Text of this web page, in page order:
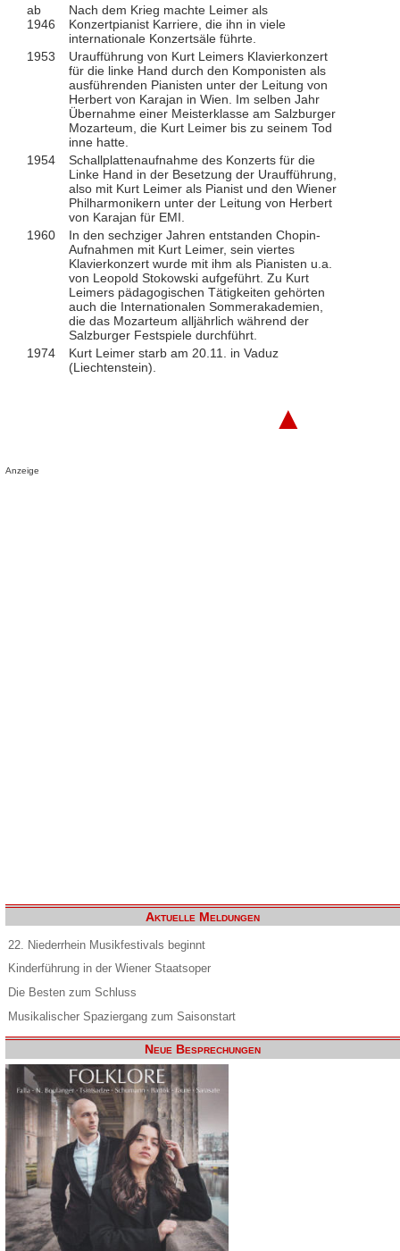
ab
1946
Nach dem Krieg machte Leimer als
Konzertpianist Karriere, die ihn in viele
internationale Konzertsäle führte.
1953
Uraufführung von Kurt Leimers Klavierkonzert
für die linke Hand durch den Komponisten als
ausführenden Pianisten unter der Leitung von
Herbert von Karajan in Wien. Im selben Jahr
Übernahme einer Meisterklasse am Salzburger
Mozarteum, die Kurt Leimer bis zu seinem Tod
inne hatte.
1954
Schallplattenaufnahme des Konzerts für die
Linke Hand in der Besetzung der Uraufführung,
also mit Kurt Leimer als Pianist und den Wiener
Philharmonikern unter der Leitung von Herbert
von Karajan für EMI.
1960
In den sechziger Jahren entstanden Chopin-
Aufnahmen mit Kurt Leimer, sein viertes
Klavierkonzert wurde mit ihm als Pianisten u.a.
von Leopold Stokowski aufgeführt. Zu Kurt
Leimers pädagogischen Tätigkeiten gehörten
auch die Internationalen Sommerakademien,
die das Mozarteum alljährlich während der
Salzburger Festspiele durchführt.
1974
Kurt Leimer starb am 20.11. in Vaduz
(Liechtenstein).
▲
Anzeige
Aktuelle Meldungen
22. Niederrhein Musikfestivals beginnt
Kinderführung in der Wiener Staatsoper
Die Besten zum Schluss
Musikalischer Spaziergang zum Saisonstart
Neue Besprechungen